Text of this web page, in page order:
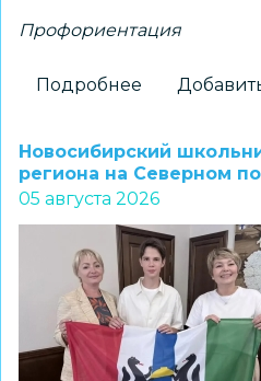
Профориентация
Подробнее
эпох»:
как
школьники
получили
к
Новосибирский
региона на Северном
05 августа 2026